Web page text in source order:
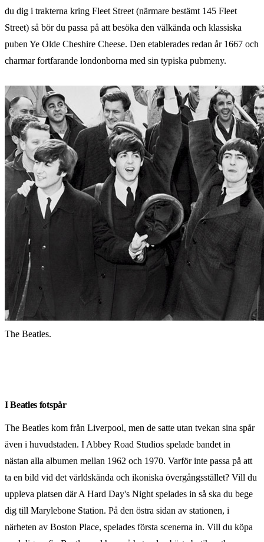
du dig i trakterna kring Fleet Street (närmare bestämt 145 Fleet
Street) så bör du passa på att besöka den välkända och klassiska
puben Ye Olde Cheshire Cheese. Den etablerades redan år 1667 och
charmar fortfarande londonborna med sin typiska pubmeny.
The Beatles.
I Beatles fotspår
The Beatles kom från Liverpool, men de satte utan tvekan sina spår
även i huvudstaden. I Abbey Road Studios spelade bandet in
nästan alla albumen mellan 1962 och 1970. Varför inte passa på att
ta en bild vid det världskända och ikoniska övergångsstället? Vill du
uppleva platsen där A Hard Day's Night spelades in så ska du bege
dig till Marylebone Station. På den östra sidan av stationen, i
närheten av Boston Place, spelades första scenerna in. Vill du köpa